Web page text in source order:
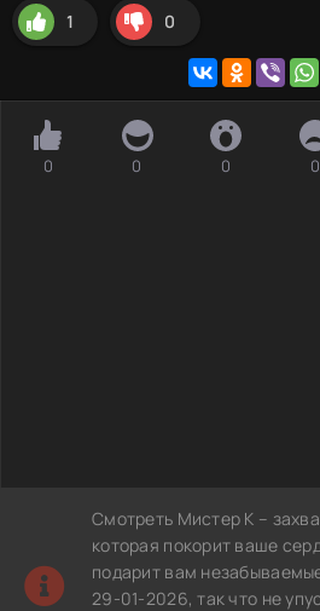
1 0
0 0 0 0
Смотреть Мистер К –
которая покорит ваше
подарит вам
29-01-2026, так что не